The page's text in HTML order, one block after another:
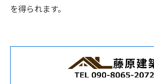
を得られます。